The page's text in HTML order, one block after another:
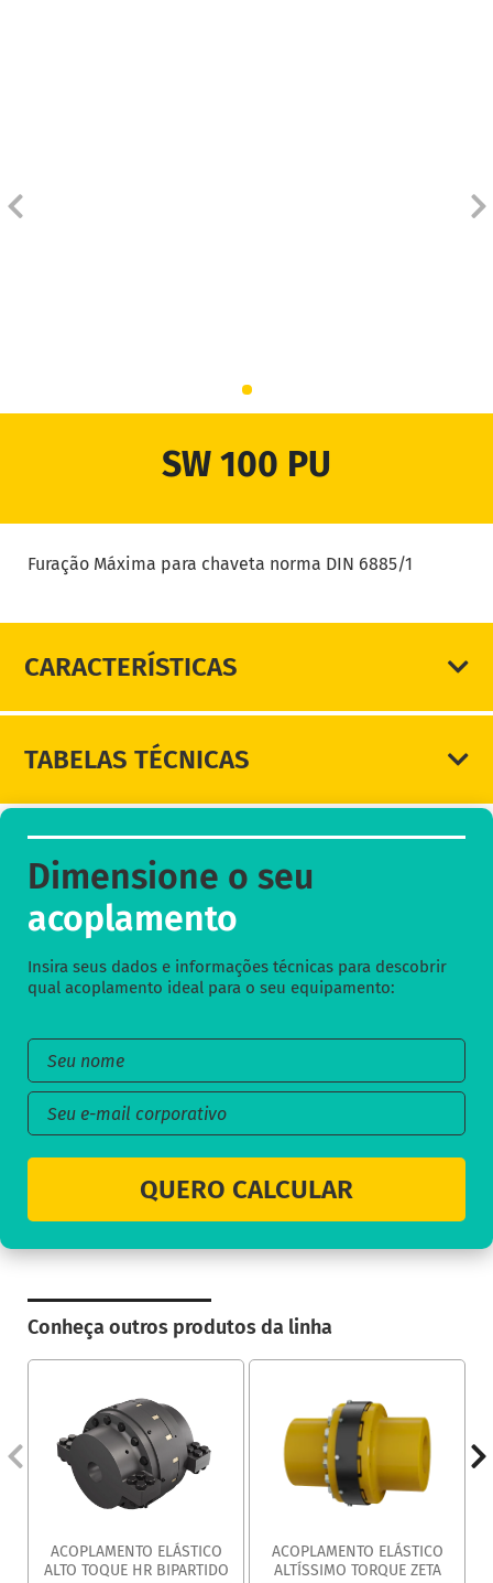
DIMENSIONE SEU ACOPLAMENTO
SW 100 PU
Furação Máxima para chaveta norma DIN 6885/1
CARACTERÍSTICAS
TABELAS TÉCNICAS
Dimensione o seu
acoplamento
Insira seus dados e informações técnicas para descobrir
qual acoplamento ideal para o seu equipamento:
QUERO CALCULAR
Conheça outros produtos da linha
ACOPLAMENTO ELÁSTICO
ALTO TOQUE HR BIPARTIDO
ACOPLAMENTO ELÁSTICO
ALTÍSSIMO TORQUE ZETA